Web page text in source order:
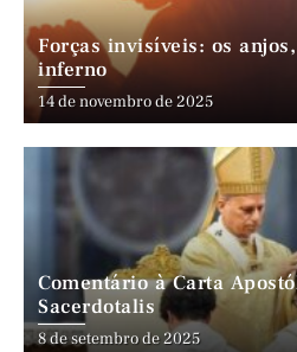
Forças invisíveis: os
inferno
14 de novembro de 2025
Comentário à Carta
Sacerdotalis
8 de setembro de 2025